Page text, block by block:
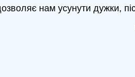
нам усунути дужки,